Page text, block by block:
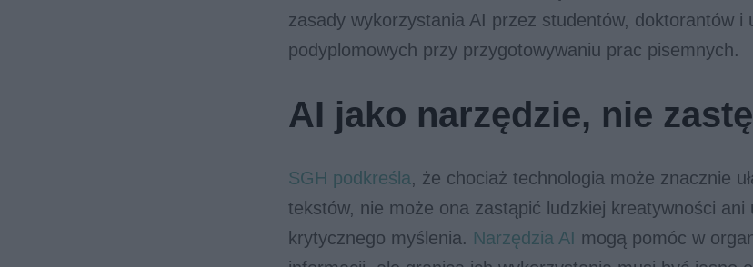
zasady wykorzystania AI przez studentów, doktorantów i
podyplomowych przy przygotowywaniu prac pisemnych.
AI jako narzędzie, nie
SGH podkreśla, że chociaż technologia może znacznie
tekstów, nie może ona zastąpić ludzkiej kreatywności ani
krytycznego myślenia. Narzędzia AI mogą pomóc w